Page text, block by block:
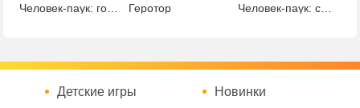
Человек-паук: гонка по холмам Геротор Человек-паук: сборник пазлов
Детские игры
Новинки